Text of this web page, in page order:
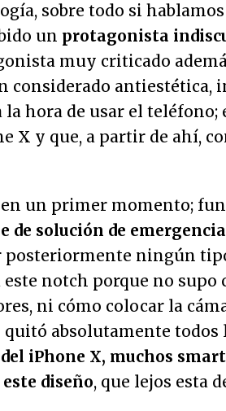
sobre todo si hablamos
un protagonista
muy criticado
considerado antiestética,
hora de usar el teléfono;
X y que, a partir de ahí,
un primer momento;
de solución de emergencia
posteriormente ningún
notch porque no supo
ni cómo colocar la
absolutamente todos
iPhone X, muchos
diseño, que lejos esta